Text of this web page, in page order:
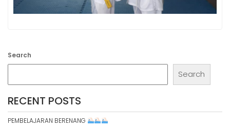
Search
Search
RECENT POSTS
PEMBELAJARAN BERENANG